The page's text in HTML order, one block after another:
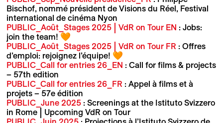
Bischof, nommé président de Visions du Réel, Festival
international de cinéma Nyon
PUBLIC_Août_Stages 2025 | VdR on Tour EN : Jobs:
join the team! 🧡
PUBLIC_Août_Stages 2025 | VdR on Tour FR : Offres
d’emploi: rejoignez l’équipe! 🧡
PUBLIC_Call for entries 26_EN : Call for films & projects
– 57th edition
PUBLIC_Call for entries 26_FR : Appel à films et à
projets – 57e édition
PUBLIC_June 2025: Screenings at the Istituto Svizzero
in Rome | Upcoming VdR on Tour